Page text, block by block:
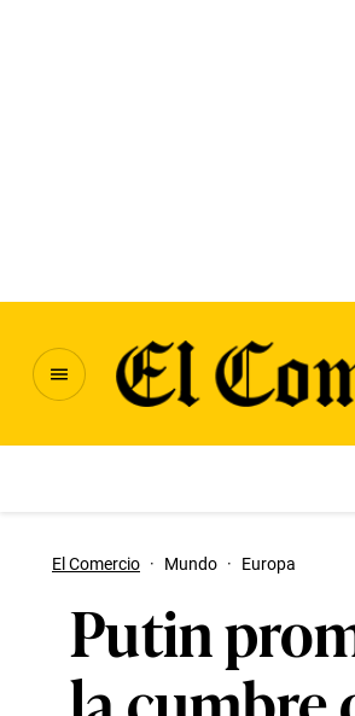
El Comercio · Mundo · Europa
Putin